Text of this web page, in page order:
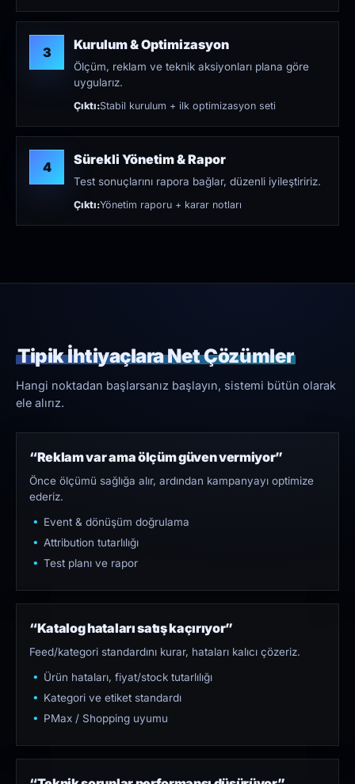
3 Kurulum & Optimizasyon
Ölçüm, reklam ve teknik aksiyonları plana göre
uygularız.
Çıktı:Stabil kurulum + ilk optimizasyon seti
4 Sürekli Yönetim & Rapor
Test sonuçlarını rapora bağlar, düzenli iyileştiririz.
Çıktı:Yönetim raporu + karar notları
Tipik İhtiyaçlara Net Çözümler
Hangi noktadan başlarsanız başlayın, sistemi bütün olarak
ele alırız.
“Reklam var ama ölçüm güven vermiyor”
Önce ölçümü sağlığa alır, ardından kampanyayı optimize
ederiz.
Event & dönüşüm doğrulama
Attribution tutarlılığı
Test planı ve rapor
“Katalog hataları satış kaçırıyor”
Feed/kategori standardını kurar, hataları kalıcı çözeriz.
Ürün hataları, fiyat/stock tutarlılığı
Kategori ve etiket standardı
PMax / Shopping uyumu